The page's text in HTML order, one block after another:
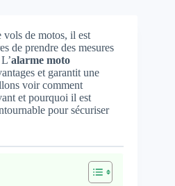
vols de motos, il est
de prendre des mesures
alarme moto
et garantit une
voir comment
et pourquoi il est
pour sécuriser